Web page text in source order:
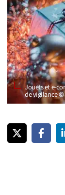
Jouets et e-
de vigilance